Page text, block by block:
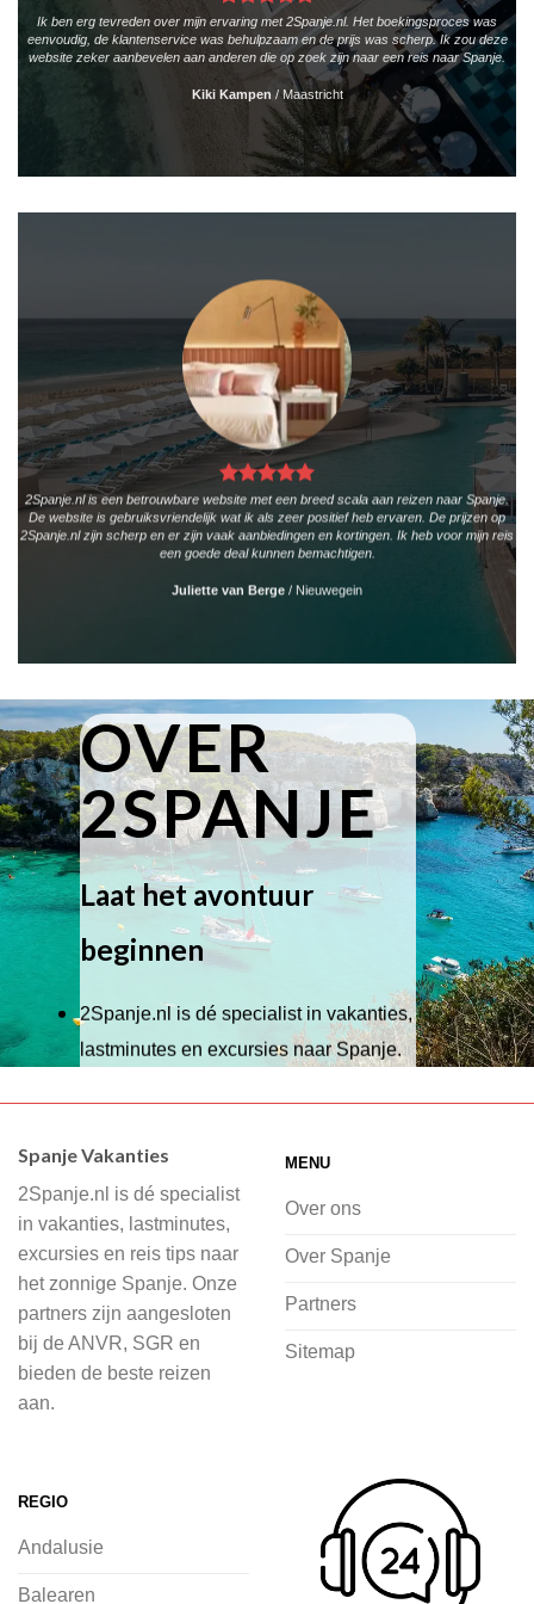
Ik ben erg tevreden over mijn ervaring met 2Spanje.nl. Het boekingsproces was
eenvoudig, de klantenservice was behulpzaam en de prijs was scherp. Ik zou deze
website zeker aanbevelen aan anderen die op zoek zijn naar een reis naar Spanje.
Kiki Kampen /Maastricht
2Spanje.nl is een betrouwbare website met een breed scala aan reizen naar Spanje.
De website is gebruiksvriendelijk wat ik als zeer positief heb ervaren. De prijzen op
2Spanje.nl zijn scherp en er zijn vaak aanbiedingen en kortingen. Ik heb voor mijn reis
een goede deal kunnen bemachtigen.
Juliette van Berge / Nieuwegein
OVER
2SPANJE
Laat het avontuur
beginnen
2Spanje.nl is dé specialist in vakanties,
lastminutes en excursies naar Spanje.
Wij hebben een breed scala aan
of je nu wilt relaxen op het strand,
cultuur wilt ontdekken of avontuur zoekt
in de natuur.
Bij 2Spanje.nl begint de voorpret al
voordat je het vliegtuig instapt, door
inspiratie op te doen over dit zonnige
vliegvakantie zoeken en boeken bij
2Spanje.nl, met een team dat altijd
klaarstaat om eventuele vragen te
beantwoorden en ervoor te zorgen dat
Spanje Vakanties
2Spanje.nl is dé specialist
in vakanties, lastminutes,
excursies en reis tips naar
het zonnige Spanje. Onze
partners zijn aangesloten
bij de ANVR, SGR en
bieden de beste reizen
aan.
MENU
Over ons
Over Spanje
Partners
Sitemap
REGIO
Andalusie
Balearen